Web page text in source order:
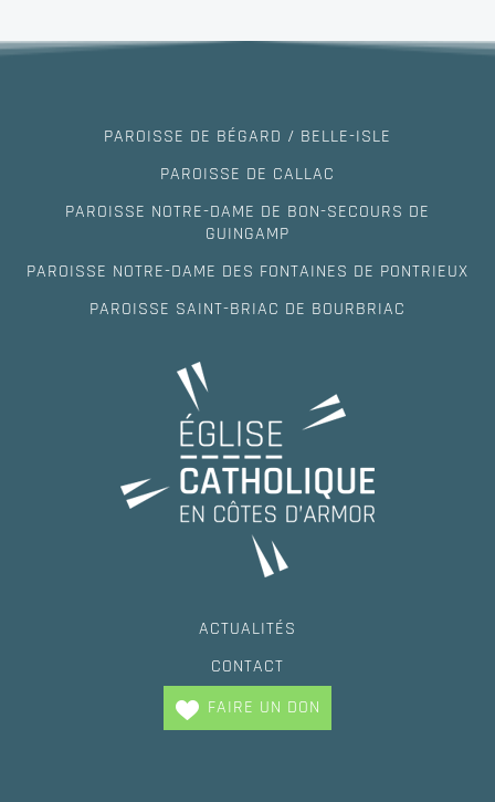
PAROISSE DE BÉGARD / BELLE-ISLE
PAROISSE DE CALLAC
PAROISSE NOTRE-DAME DE BON-SECOURS DE
GUINGAMP
PAROISSE NOTRE-DAME DES FONTAINES DE PONTRIEUX
PAROISSE SAINT-BRIAC DE BOURBRIAC
ACTUALITÉS
CONTACT
FAIRE UN DON